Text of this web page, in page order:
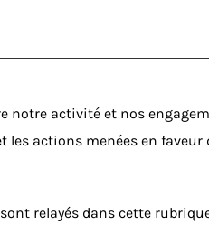
notre activité et nos
actions menées en faveur
relayés dans cette